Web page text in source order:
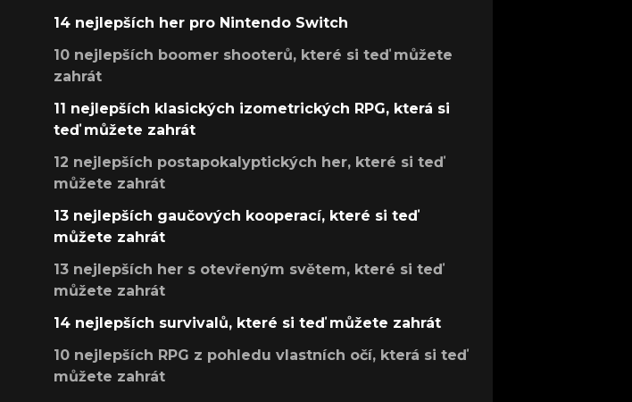
14 nejlepších her pro Nintendo Switch
10 nejlepších boomer shooterů, které si teď můžete
zahrát
11 nejlepších klasických izometrických RPG, která si
teď můžete zahrát
12 nejlepších postapokalyptických her, které si teď
můžete zahrát
13 nejlepších gaučových kooperací, které si teď
můžete zahrát
13 nejlepších her s otevřeným světem, které si teď
můžete zahrát
14 nejlepších survivalů, které si teď můžete zahrát
10 nejlepších RPG z pohledu vlastních očí, která si teď
můžete zahrát